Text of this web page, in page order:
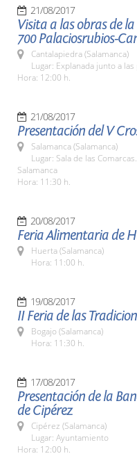
21/08/2017
Visita a las obras de
700 Palaciosrubios-
Cantalapiedra (Salamanca)
Lugar: Explanada junto a las
Hora: 12:00 h.
21/08/2017
Presentación del V
Salamanca (Salamanca)
Lugar: Sala de las
Salamanca
Hora: 11:30 h.
20/08/2017
Feria Alimentaria de
Huerta (Salamanca)
Hora: 11:00 h.
19/08/2017
II Feria de las
Bogajo (Salamanca)
Hora: 11:30 h.
17/08/2017
Presentación de la
de Cipérez
Cipérez (Salamanca)
Lugar: Ayuntamiento
Hora: 12:00 h.